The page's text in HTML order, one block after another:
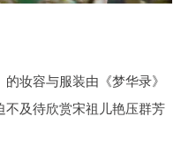
妆容与服装由《梦华录》
及待欣赏宋祖儿艳压群芳